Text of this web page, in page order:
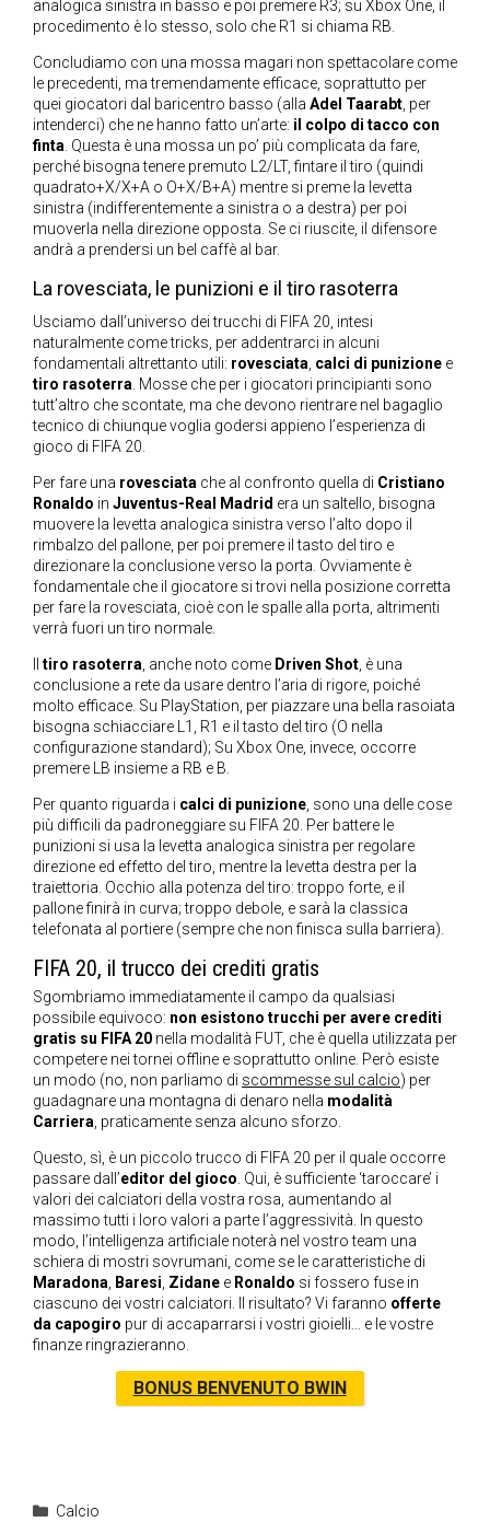
analogica sinistra in basso e poi premere R3; su Xbox One, il
procedimento è lo stesso, solo che R1 si chiama RB.
Concludiamo con una mossa magari non spettacolare come
le precedenti, ma tremendamente efficace, soprattutto per
quei giocatori dal baricentro basso (alla Adel Taarabt, per
intenderci) che ne hanno fatto un’arte: il colpo di tacco con
finta. Questa è una mossa un po’ più complicata da fare,
perché bisogna tenere premuto L2/LT, fintare il tiro (quindi
quadrato+X/X+A o O+X/B+A) mentre si preme la levetta
sinistra (indifferentemente a sinistra o a destra) per poi
muoverla nella direzione opposta. Se ci riuscite, il difensore
andrà a prendersi un bel caffè al bar.
La rovesciata, le punizioni e il tiro rasoterra
Usciamo dall’universo dei trucchi di FIFA 20, intesi
naturalmente come tricks, per addentrarci in alcuni
fondamentali altrettanto utili: rovesciata, calci di punizione e
tiro rasoterra. Mosse che per i giocatori principianti sono
tutt’altro che scontate, ma che devono rientrare nel bagaglio
tecnico di chiunque voglia godersi appieno l’esperienza di
gioco di FIFA 20.
Per fare una rovesciata che al confronto quella di Cristiano
Ronaldo in Juventus-Real Madrid era un saltello, bisogna
muovere la levetta analogica sinistra verso l’alto dopo il
rimbalzo del pallone, per poi premere il tasto del tiro e
direzionare la conclusione verso la porta. Ovviamente è
fondamentale che il giocatore si trovi nella posizione corretta
per fare la rovesciata, cioè con le spalle alla porta, altrimenti
verrà fuori un tiro normale.
tiro rasoterra, anche noto come Driven Shot, è una
conclusione a rete da usare dentro l’aria di rigore, poiché
molto efficace. Su PlayStation, per piazzare una bella rasoiata
bisogna schiacciare L1, R1 e il tasto del tiro (O nella
configurazione standard); Su Xbox One, invece, occorre
premere LB insieme a RB e B.
Per quanto riguarda i calci di punizione, sono una delle cose
più difficili da padroneggiare su FIFA 20. Per battere le
punizioni si usa la levetta analogica sinistra per regolare
direzione ed effetto del tiro, mentre la levetta destra per la
traiettoria. Occhio alla potenza del tiro: troppo forte, e il
pallone finirà in curva; troppo debole, e sarà la classica
telefonata al portiere (sempre che non finisca sulla barriera).
FIFA 20, il trucco dei crediti gratis
Sgombriamo immediatamente il campo da qualsiasi
possibile equivoco: non esistono trucchi per avere crediti
gratis su FIFA 20 nella modalità FUT, che è quella utilizzata per
competere nei tornei offline e soprattutto online. Però esiste
un modo (no, non parliamo di scommesse sul calcio) per
guadagnare una montagna di denaro nella modalità
Carriera, praticamente senza alcuno sforzo.
Questo, sì, è un piccolo trucco di FIFA 20 per il quale occorre
passare dall’editor del gioco. Qui, è sufficiente ‘taroccare’ i
valori dei calciatori della vostra rosa, aumentando al
massimo tutti i loro valori a parte l’aggressività. In questo
modo, l’intelligenza artificiale noterà nel vostro team una
schiera di mostri sovrumani, come se le caratteristiche di
Maradona, Baresi, Zidane e Ronaldo si fossero fuse in
ciascuno dei vostri calciatori. Il risultato? Vi faranno offerte
da capogiro pur di accaparrarsi i vostri gioielli… e le vostre
finanze ringrazieranno.
BONUS BENVENUTO BWIN
Categorie
Calcio